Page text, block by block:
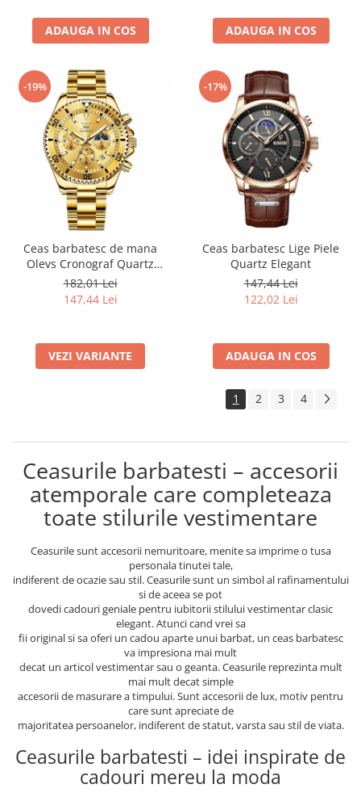
ADAUGA IN COS ADAUGA IN COS
-19%
Ceas barbatesc de mana
Olevs Cronograf Quartz
Elegant Luxury Casual Fashion
Data
182,01 Lei
147,44 Lei
VEZI VARIANTE
-17%
Ceas barbatesc Lige Piele
Quartz Elegant
147,44 Lei
122,02 Lei
ADAUGA IN COS
1 2 3 4
Ceasurile barbatesti – accesorii
atemporale care completeaza
toate stilurile vestimentare
Ceasurile sunt accesorii nemuritoare, menite sa imprime o tusa
personala tinutei tale,
indiferent de ocazie sau stil. Ceasurile sunt un simbol al rafinamentului
si de aceea se pot
dovedi cadouri geniale pentru iubitorii stilului vestimentar clasic
elegant. Atunci cand vrei sa
fii original si sa oferi un cadou aparte unui barbat, un ceas barbatesc
va impresiona mai mult
decat un articol vestimentar sau o geanta. Ceasurile reprezinta mult
mai mult decat simple
accesorii de masurare a timpului. Sunt accesorii de lux, motiv pentru
care sunt apreciate de
majoritatea persoanelor, indiferent de statut, varsta sau stil de viata.
Ceasurile barbatesti – idei inspirate de
cadouri mereu la moda